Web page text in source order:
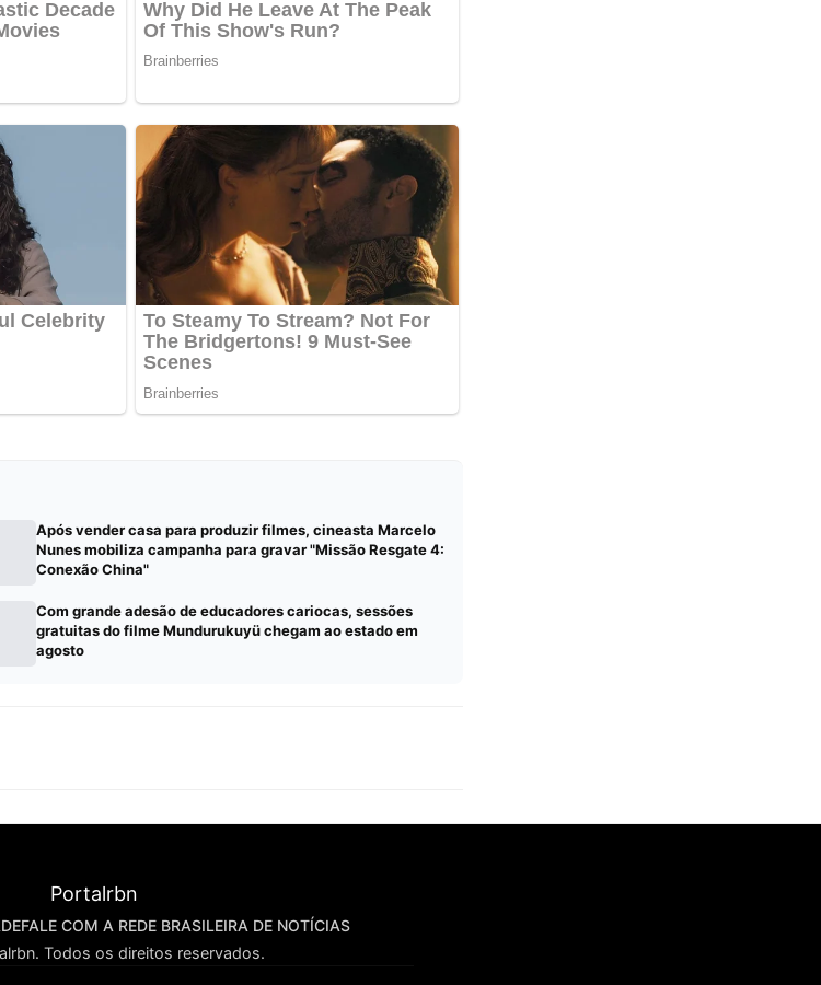
Após vender casa para produzir filmes, cineasta Marcelo
Nunes mobiliza campanha para gravar "Missão Resgate 4:
Conexão China"
Com grande adesão de educadores cariocas, sessões
gratuitas do filme Mundurukuyü chegam ao estado em
agosto
FALE COM A REDE BRASILEIRA DE NOTÍCIAS
Todos os direitos reservados.